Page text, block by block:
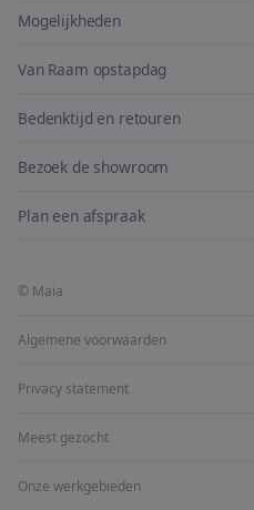
Mogelijkheden
Van Raam opstapdag
Bedenktijd en retouren
Bezoek de showroom
Plan een afspraak
© Maia
Algemene voorwaarden
Privacy statement
Meest gezocht
Onze werkgebieden